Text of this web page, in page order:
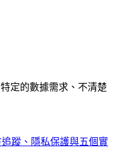
定的數據需求、不清楚
追蹤、隱私保護與五個實